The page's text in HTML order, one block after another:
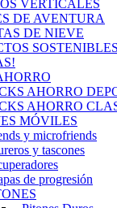
VERTICALES
DE AVENTURA
DE NIEVE
SOSTENIBLES
AHORRO
AHORRO
MÓVILES
y microfriends
y tascones
de progresión